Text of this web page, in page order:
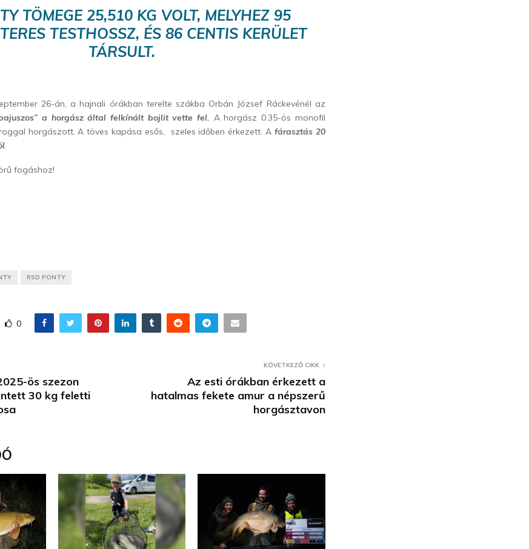
TÖMEGE 25,510 KG VOLT, MELYHEZ 95
TESTHOSSZ, ÉS 86 CENTIS KERÜLET
TÁRSULT.
26-án, a hajnali órákban terelte szákba Orbán József Ráckevénél az
a horgász által felkínált bojlit vette fel. A horgász 0.35-ös monofil
horgászott. A töves kapása esős, szeles időben érkezett. A fárasztás 20
.
fogáshoz!
RSD PONTY
0
ös szezon
30 kg feletti
KÖVETKEZŐ CIKK
Az esti órákban érkezett a
hatalmas fekete amur a népszerű
horgásztavon